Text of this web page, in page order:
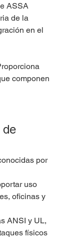
ASSA
de la
en el
componen
de
por
uso
oficinas y
ANSI y UL,
físicos